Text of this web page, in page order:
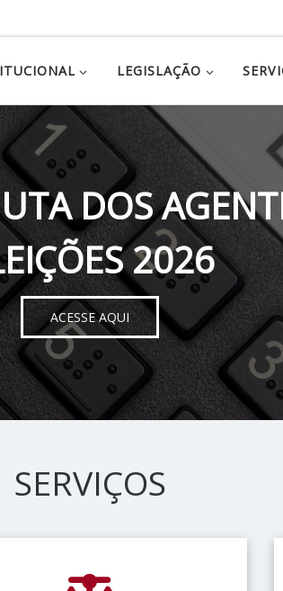
LEGISLAÇÃO
DOS
2026
ACESSE AQUI
SERVIÇOS